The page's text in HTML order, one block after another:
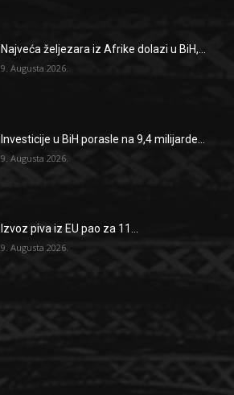
Najveća željezara iz Afrike dolazi u BiH,...
9. Augusta 2026.
Investicije u BiH porasle na 9,4 milijarde...
9. Augusta 2026.
Izvoz piva iz EU pao za 11...
9. Augusta 2026.